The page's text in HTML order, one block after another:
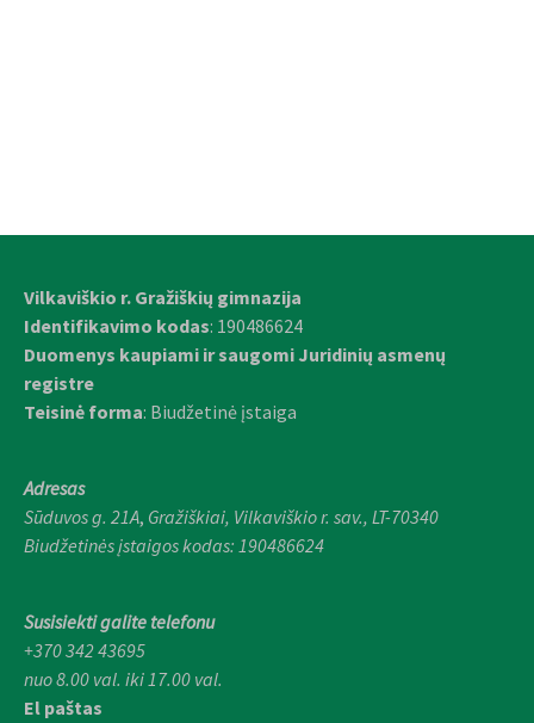
Vilkaviškio r. Gražiškių gimnazija
Identifikavimo kodas: 190486624
Duomenys kaupiami ir saugomi Juridinių asmenų
registre
Teisinė forma: Biudžetinė įstaiga
Adresas
Sūduvos g. 21A, Gražiškiai, Vilkaviškio r. sav., LT-70340
Biudžetinės įstaigos kodas: 190486624
Susisiekti galite telefonu
+370 342 43695
nuo 8.00 val. iki 17.00 val.
El paštas